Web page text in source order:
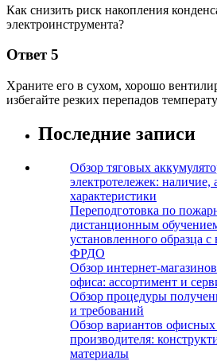
Как снизить риск накопления
электроинструмента?
Ответ 5
Храните его в сухом, хорошо
избегайте резких перепадов
Последние записи
Обзор тяговых
электротележек: наличие,
характеристики
Переподготовка по
дистанционным
установленного образца
ФРДО
Обзор интернет-
офиса: ассортимент и
Обзор процедуры
и требований
Обзор вариантов офисных
производителя:
материалы